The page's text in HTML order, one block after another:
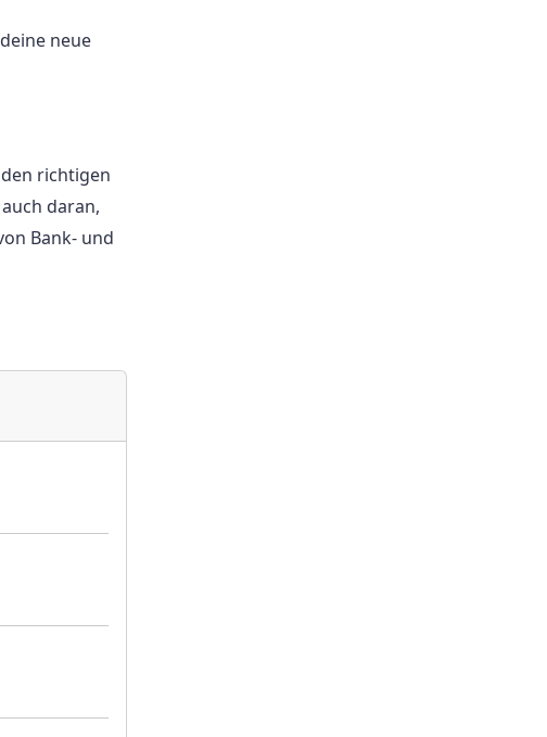
neue
richtigen
daran,
Bank- und